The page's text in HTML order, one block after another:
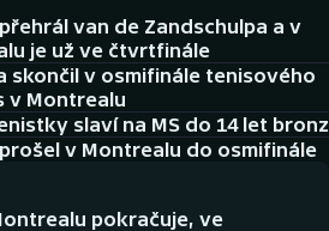
van de Zandschulpa a v
je už ve čtvrtfinále
skončil v osmifinále tenisového
v Montrealu
slaví na MS do 14 let bronz
v Montrealu do osmifinále
pokračuje, ve